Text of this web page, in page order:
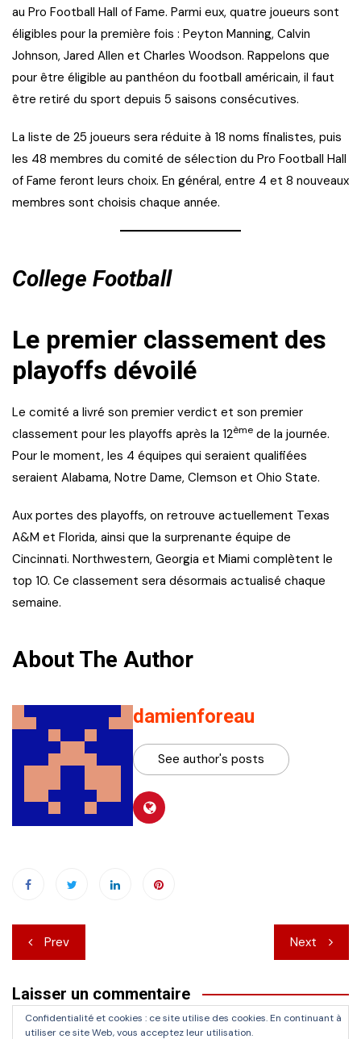
au Pro Football Hall of Fame. Parmi eux, quatre joueurs sont
éligibles pour la première fois : Peyton Manning, Calvin
Johnson, Jared Allen et Charles Woodson. Rappelons que
pour être éligible au panthéon du football américain, il faut
être retiré du sport depuis 5 saisons consécutives.
La liste de 25 joueurs sera réduite à 18 noms finalistes, puis
les 48 membres du comité de sélection du Pro Football Hall
of Fame feront leurs choix. En général, entre 4 et 8 nouveaux
membres sont choisis chaque année.
College Football
Le premier classement des
playoffs dévoilé
Le comité a livré son premier verdict et son premier
classement pour les playoffs après la 12ème de la journée.
Pour le moment, les 4 équipes qui seraient qualifiées
seraient Alabama, Notre Dame, Clemson et Ohio State.
Aux portes des playoffs, on retrouve actuellement Texas
A&M et Florida, ainsi que la surprenante équipe de
Cincinnati. Northwestern, Georgia et Miami complètent le
top 10. Ce classement sera désormais actualisé chaque
semaine.
About The Author
damienforeau
See author's posts
Navigation
de
l’article
Prev Next
Laisser un commentaire
Vous devezvous connecterpour publier un commentaire.
Confidentialité et cookies : ce site utilise des cookies. En continuant à
utiliser ce site Web, vous acceptez leur utilisation.